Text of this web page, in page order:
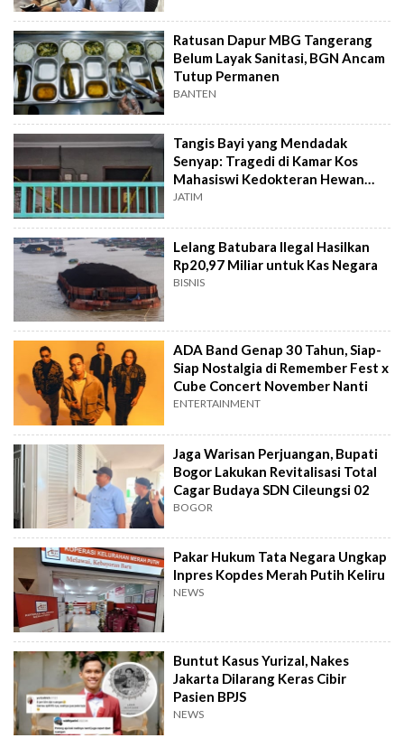
Ratusan Dapur MBG Tangerang
Belum Layak Sanitasi, BGN Ancam
Tutup Permanen
BANTEN
Tangis Bayi yang Mendadak
Senyap: Tragedi di Kamar Kos
Mahasiswi Kedokteran Hewan
Surabaya
JATIM
Lelang Batubara Ilegal Hasilkan
Rp20,97 Miliar untuk Kas Negara
BISNIS
ADA Band Genap 30 Tahun, Siap-
Siap Nostalgia di Remember Fest x
Cube Concert November Nanti
ENTERTAINMENT
Jaga Warisan Perjuangan, Bupati
Bogor Lakukan Revitalisasi Total
Cagar Budaya SDN Cileungsi 02
BOGOR
Pakar Hukum Tata Negara Ungkap
Inpres Kopdes Merah Putih Keliru
NEWS
Buntut Kasus Yurizal, Nakes
Jakarta Dilarang Keras Cibir
Pasien BPJS
NEWS